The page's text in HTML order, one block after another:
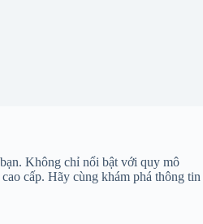
Không chỉ nổi bật với quy mô
cấp. Hãy cùng khám phá thông tin